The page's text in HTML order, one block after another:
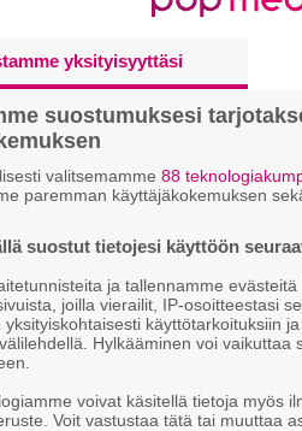
yksityisyyttäsi
suostumuksesi
valitsemamme 88
paremman käyttäjäkokemuksen
suostut tietojesi käyttöön
ja tallennamme
joilla vierailit, IP-osoitteestasi
käyttötarkoituksiin
Hylkääminen voi vaikuttaa
voivat käsitellä tietoja myös
Voit vastustaa tätä tai muuttaa